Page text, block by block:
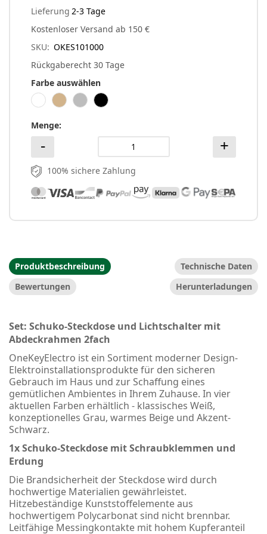
Lieferung 2-3 Tage
Kostenloser Versand ab 150 €
Rückgaberecht 30 Tage
SKU OKES101000
Farbe auswählen
Menge
100% sichere Zahlung
Produktbeschreibung
Technische Daten
Bewertungen
Herunterladungen
Set: Schuko-Steckdose und Lichtschalter mit
Abdeckrahmen 2fach
OneKeyElectro ist ein Sortiment moderner Design-
Elektroinstallationsprodukte für den sicheren
Gebrauch im Haus und zur Schaffung eines
gemütlichen Ambientes in Ihrem Zuhause. In vier
aktuellen Farben erhältlich - klassisches Weiß,
konzeptionelles Grau, warmes Beige und Akzent-
Schwarz.
1x Schuko-Steckdose mit Schraubklemmen und
Erdung
Die Brandsicherheit der Steckdose wird durch
hochwertige Materialien gewährleistet.
Hitzebeständige Kunststoffelemente aus
hochwertigem Polycarbonat sind nicht brennbar.
Leitfähige Messingkontakte mit hohem Kupferanteil